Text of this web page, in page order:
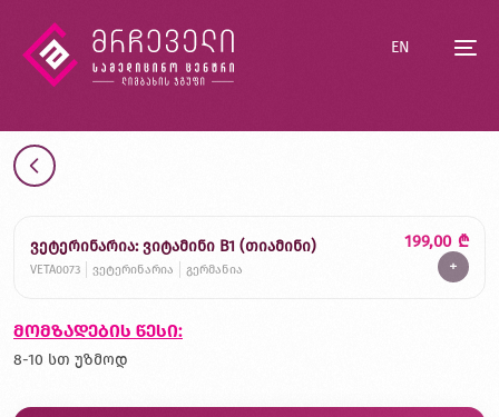
EN
ვეტერინარია: ვიტამინი B1 (თიამინი)
VETA0073 ვეტერინარია გერმანია
199,00 ₾
+
მომზადების წესი:
8-10 სთ უზმოდ